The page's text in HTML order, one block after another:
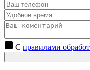
С правилами